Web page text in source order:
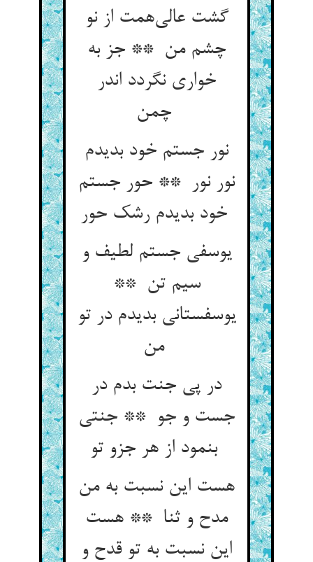
گشت عالی‌همت از نو
چشم من ** جز به
خواری نگردد اندر
نور جستم خود بدیدم
نور نور ** حور جستم
یوسفی جستم لطیف و
سیم تن **
یوسفستانی بدیدم در تو
من
در پی جنت بدم در
جست و جو ** جنتی
بنمود از هر جزو تو
هست این نسبت به من
مدح و ثنا ** هست
این نسبت به تو قدح و